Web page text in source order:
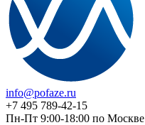
info@pofaze.ru
+7 495 789-42-15
Пн-Пт 9:00-18:00 по Москве